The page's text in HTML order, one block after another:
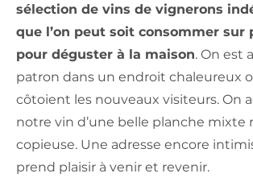
sélection de vins de vignerons
que l’on peut soit consommer sur
pour déguster à la maison. On est
patron dans un endroit chaleureux
côtoient les nouveaux visiteurs. On
notre vin d’une belle planche mixte
copieuse. Une adresse encore
prend plaisir à venir et revenir.